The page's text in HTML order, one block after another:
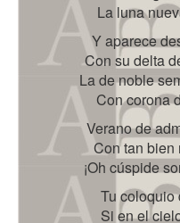
La luna
Y aparece
Con su delta
La de noble
Con corona
Verano de
Con tan bien
¡Oh cúspide
Tu coloquio
Si en el